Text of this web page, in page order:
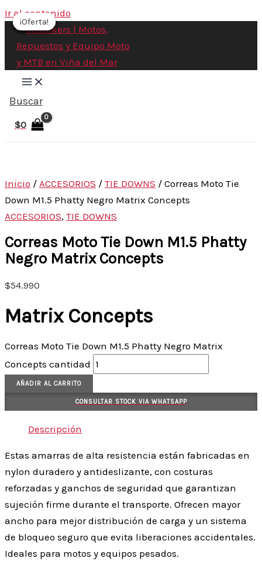
Ir al contenido
Buscar
$0
Inicio / ACCESORIOS / TIE DOWNS / Correas Moto Tie
Down M1.5 Phatty Negro Matrix Concepts
ACCESORIOS, TIE DOWNS
Correas Moto Tie Down M1.5 Phatty
Negro Matrix Concepts
$54.990
Matrix Concepts
Correas Moto Tie Down M1.5 Phatty Negro Matrix
Concepts cantidad
AÑADIR AL CARRITO
CONSULTAR STOCK VIA WHATSAPP
Descripción
Estas amarras de alta resistencia están fabricadas en
nylon duradero y antideslizante, con costuras
reforzadas y ganchos de seguridad que garantizan
sujeción firme durante el transporte. Ofrecen mayor
ancho para mejor distribución de carga y un sistema
de bloqueo seguro que evita liberaciones accidentales.
Ideales para motos y equipos pesados.
¡Oferta!
¡Oferta!
¡Oferta!
¡Oferta!
¡Oferta!
¡Oferta!